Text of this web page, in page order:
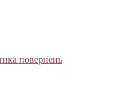
повернень